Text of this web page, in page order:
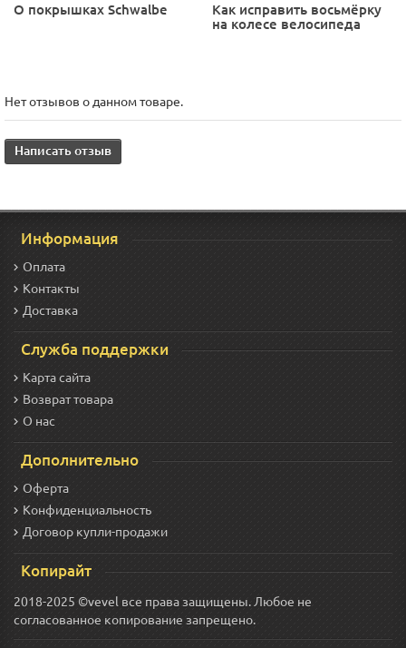
О покрышках Schwalbe
Как исправить восьмёрку
на колесе велосипеда
Нет отзывов о данном товаре.
Написать отзыв
Информация
Оплата
Контакты
Доставка
Служба поддержки
Карта сайта
Возврат товара
О нас
Дополнительно
Оферта
Конфиденциальность
Договор купли-продажи
Копирайт
2018-2025 ©vevel все права защищены. Любое не
согласованное копирование запрещено.